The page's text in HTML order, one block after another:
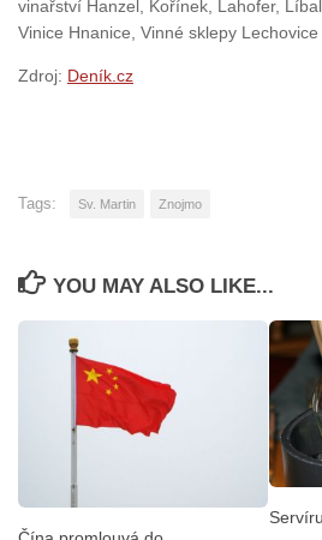
vinařství Hanzel, Kořínek, Lahofer,
Vinice Hnanice, Vinné sklepy
Zdroj: Deník.cz
Tags: Sv. Martin Znojmo
YOU MAY ALSO LIKE...